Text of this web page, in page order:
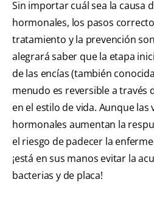
Sin importar cuál sea la causa
hormonales, los pasos
tratamiento y la prevención
alegrará saber que la etapa
de las encías (también
menudo es reversible a través
en el estilo de vida. Aunque las
hormonales aumentan la
el riesgo de padecer la
¡está en sus manos evitar la
bacterias y de placa!